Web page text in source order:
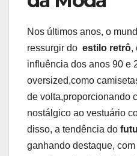
Nos últimos ⁤anos, ⁢o
ressurgir do ‌ estilo retrô,‍
influência dos anos 90 ‌e
oversized,como
de volta,proporcionando
nostálgico ao vestuário
disso, a tendência ⁣do
ganhando destaque,